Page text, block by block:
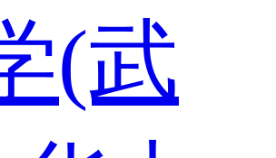
(武